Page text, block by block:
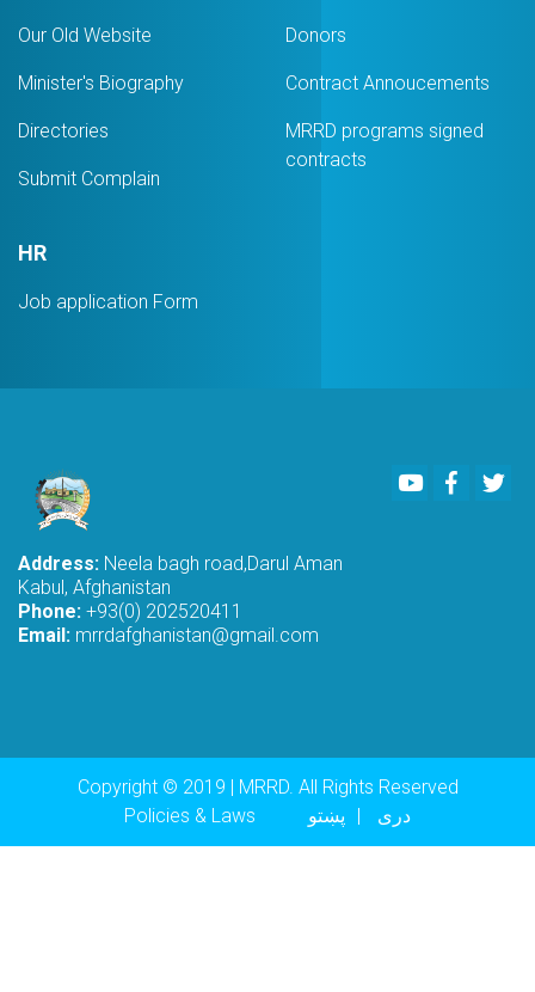
Our Old Website
Minister's Biography
Directories
Submit Complain
Donors
Contract Annoucements
MRRD programs signed
contracts
HR
Job application Form
Youtube
Address: Neela bagh road,Darul Aman
Kabul, Afghanistan
Phone: +93(0) 202520411
Email: mrrdafghanistan@gmail.com
Copyright © 2019 | MRRD. All Rights Reserved
Footer menuPolicies & Laws پښتو دری